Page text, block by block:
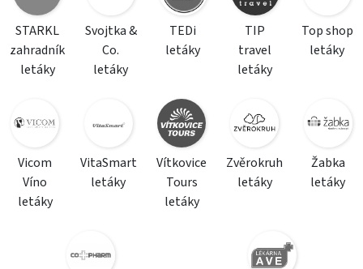
STARKL
zahradník
letáky
Svojtka &
Co.
letáky
TEDi
letáky
TIP
travel
letáky
Top shop
letáky
Vicom
Víno
letáky
VitaSmart
letáky
Vítkovice
Tours
letáky
Zvěrokruh
letáky
Žabka
letáky